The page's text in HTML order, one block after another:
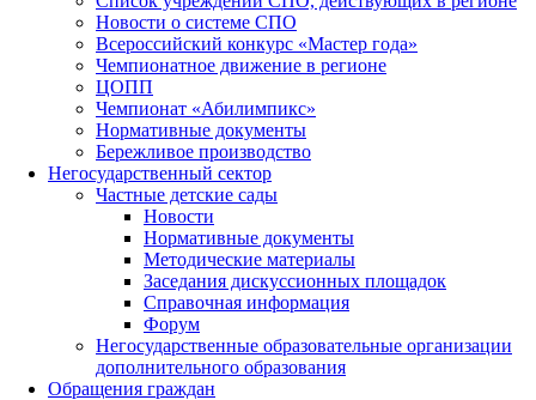
Новости о системе СПО
Всероссийский конкурс «Мастер года»
Чемпионатное движение в регионе
ЦОПП
Чемпионат «Абилимпикс»
Нормативные документы
Бережливое производство
Негосударственный сектор
Частные детские сады
Новости
Нормативные документы
Методические материалы
Заседания дискуссионных площадок
Справочная информация
Форум
Негосударственные образовательные организации
дополнительного образования
Обращения граждан